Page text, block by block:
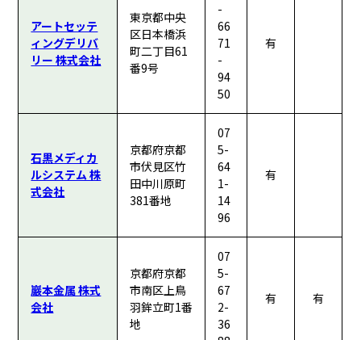
アートセッテ
ィングデリバ
リー 株式会社
東京都中央
区日本橋浜
町二丁目61
番9号
-
66
71
-
94
50
有
石黒メディカ
ルシステム 株
式会社
京都府京都
市伏見区竹
田中川原町
381番地
07
5-
64
1-
14
96
有
巖本金属 株式
会社
京都府京都
市南区上鳥
羽鉾立町1番
地
07
5-
67
2-
36
有 有